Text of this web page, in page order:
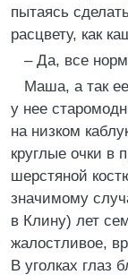
пытаясь
расцвету, как
– Да, все
Маша, а так ее
у нее
на низком
круглые очки в
шерстяной
значимому
в Клину) лет
жалостливое,
В уголках глаз